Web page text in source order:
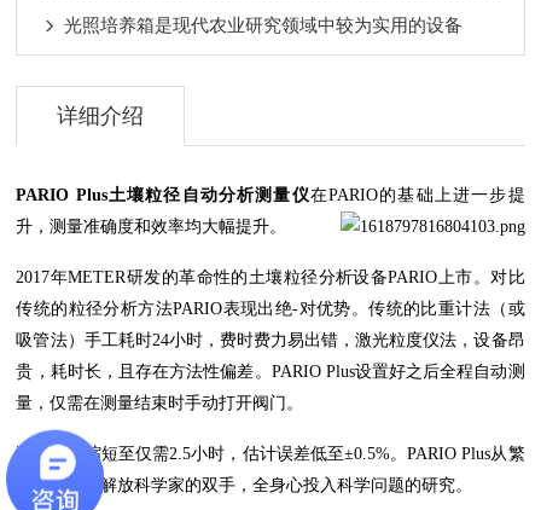
光照培养箱是现代农业研究领域中较为实用的设备
详细介绍
PARIO Plus土壤粒径自动分析测量仪在PARIO的基础上进一步提
升，测量准确度和效率均大幅提升。
2017年METER研发的革命性的土壤粒径分析设备PARIO上市。对比
传统的粒径分析方法PARIO表现出绝-对优势。传统的比重计法（或
吸管法）手工耗时24小时，费时费力易出错，激光粒度仪法，设备昂
贵，耗时长，且存在方法性偏差。PARIO Plus设置好之后全程自动测
量，仅需在测量结束时手动打开阀门。
测量时长缩短至仅需2.5小时，估计误差低至±0.5%。PARIO Plus从繁
杂的实验中解放科学家的双手，全身心投入科学问题的研究。